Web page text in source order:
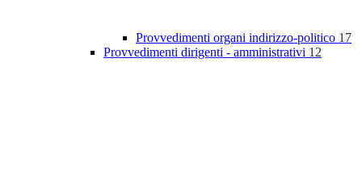
Provvedimenti organi indirizzo-politico 17
Provvedimenti dirigenti - amministrativi 12